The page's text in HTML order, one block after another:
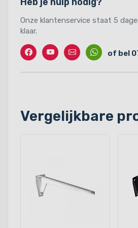
Onze klantenservice staat 5
klaar.
Facebook
TwitterContactWhatssapp
of bel
Vergelijkbare